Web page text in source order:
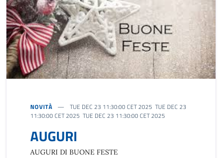
NOVITÀ
TUE DEC 23 11:30:00 CET 2025 TUE DEC 23
11:30:00 CET 2025 TUE DEC 23 11:30:00 CET 2025
AUGURI
AUGURI DI BUONE FESTE